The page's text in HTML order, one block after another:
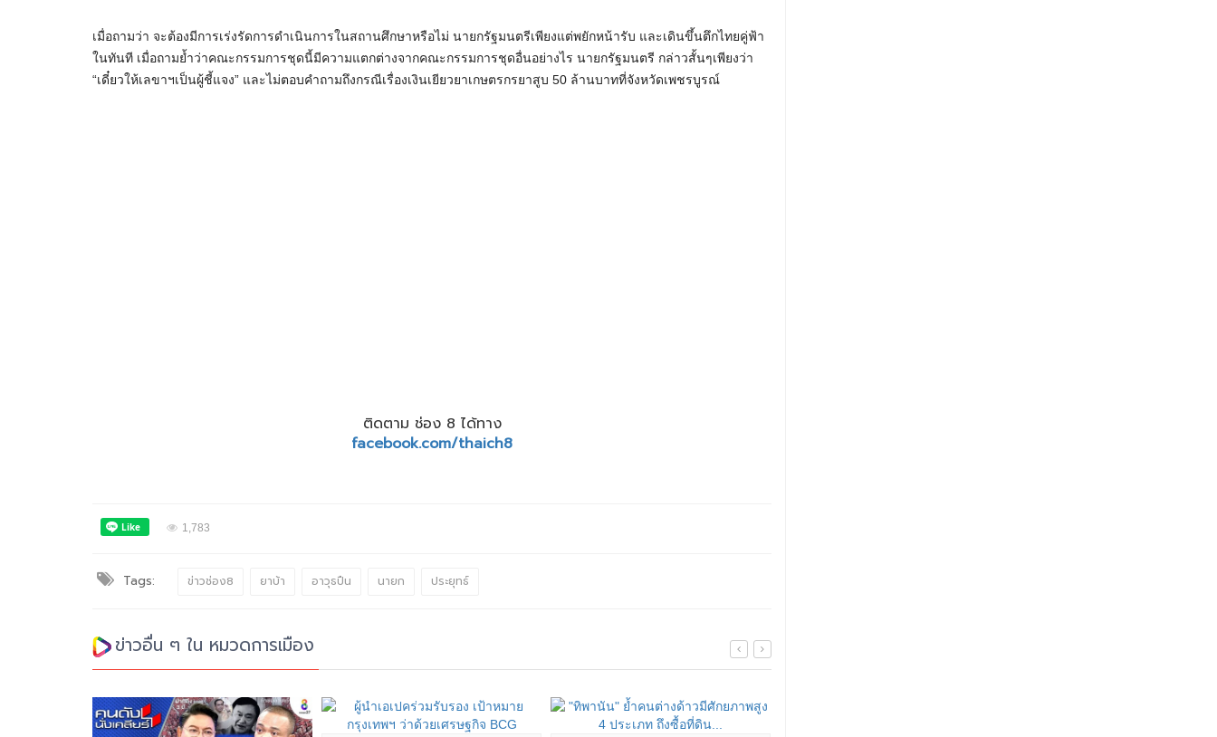
เมื่อถามว่า จะต้องมีการเร่งรัดการดำเนินการในสถานศึกษาหรือไม่ นายกรัฐมนตรีเพียงแต่พยักหน้ารับ และเดินขึ้นตึกไทยคู่ฟ้า
ในทันที เมื่อถามย้ำว่าคณะกรรมการชุดนี้มีความแตกต่างจากคณะกรรมการชุดอื่นอย่างไร นายกรัฐมนตรี กล่าวสั้นๆเพียงว่า
“เดี๋ยวให้เลขาฯเป็นผู้ชี้แจง” และไม่ตอบคำถามถึงกรณีเรื่องเงินเยียวยาเกษตรกรยาสูบ 50 ล้านบาทที่จังหวัดเพชรบูรณ์
ติดตาม ช่อง 8 ได้ทาง
facebook.com/thaich8
1,783
Tags: ข่าวช่อง8 ยาบ้า อาวุธปืน นายก ประยุทธ์
ข่าวอื่น ๆ ใน หมวดการเมือง